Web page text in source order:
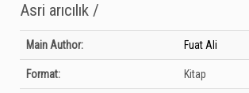
Asri arıcılık /
Bibliographic Details
Main Author: Fuat Ali
Format: Kitap